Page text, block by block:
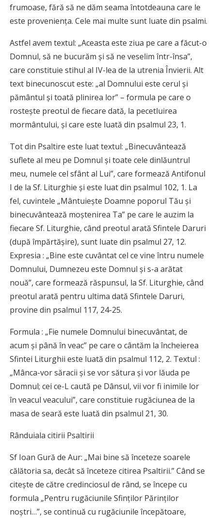
frumoase, fără să ne dăm seama întotdeauna care le
este proveniența. Cele mai multe sunt luate din psalmi.
Astfel avem textul: „Aceasta este ziua pe care a făcut-o
Domnul, să ne bucurăm și să ne veselim într-însa”,
care constituie stihul al IV-lea de la utrenia Învierii. Alt
text binecunoscut este: „al Domnului este cerul și
pământul și toată plinirea lor” – formula pe care o
rostește preotul de fiecare dată, la pecetluirea
mormântului, și care este luată din psalmul 23, 1.
Tot din Psaltire este luat textul: „Binecuvântează
suflete al meu pe Domnul și toate cele dinlăuntrul
meu, numele cel sfânt al Lui”, care formează Antifonul
I de la Sf. Liturghie și este luat din psalmul 102, 1. La
fel, cuvintele „Mântuiește Doamne poporul Tău și
binecuvântează moștenirea Ta” pe care le auzim la
fiecare Sf. Liturghie, când preotul arată Sfintele Daruri
(după împărtășire), sunt luate din psalmul 27, 12.
Expresia : „Bine este cuvântat cel ce vine întru numele
Domnului, Dumnezeu este Domnul și s-a arătat
nouă”, care formează răspunsul, la Sf. Liturghie, când
preotul arată pentru ultima dată Sfintele Daruri,
provine din psalmul 117, 24-25.
Formula : „Fie numele Domnului binecuvântat, de
acum și până în veac” pe care o cântăm la încheierea
Sfintei Liturghii este luată din psalmul 112, 2. Textul :
„Mânca-vor săracii și se vor sătura și vor lăuda pe
Domnul; cei ce-L caută pe Dânsul, vii vor fi inimile lor
în veacul veacului”, care constituie rugăciunea de la
masa de seară este luată din psalmul 21, 30.
Rânduiala citirii Psaltirii
Sf Ioan Gură de Aur: „Mai bine să înceteze soarele
călătoria sa, decât să înceteze citirea Psaltirii.” Când se
citeşte de către credinciosul de rând, se începe cu
formula „Pentru rugăciunile Sfinţilor Părinţilor
noştri…”, se continuă cu rugăciunile începătoare,